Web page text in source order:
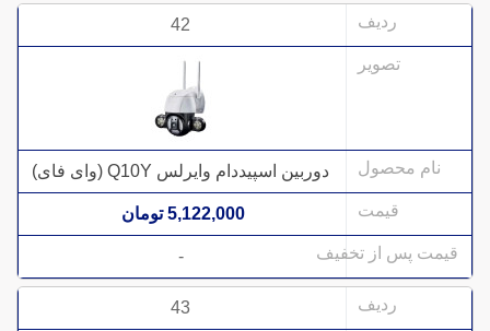
42
دوربین اسپیددام وایرلس Q10Y (وای فای)
5,122,000 تومان
-
43